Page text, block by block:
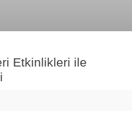
Etkinlikleri ile